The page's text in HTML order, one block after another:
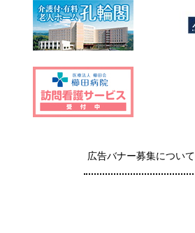
広告バナー募集について